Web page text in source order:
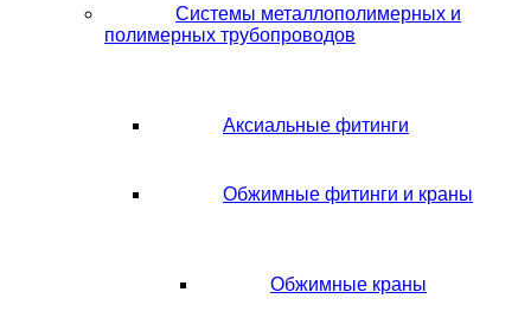
Системы металлополимерных и
полимерных трубопроводов
Аксиальные фитинги
Обжимные фитинги и краны
Обжимные краны